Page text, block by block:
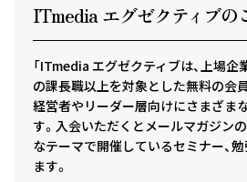
ITmedia エグゼクティ ブの
「ITmedia エグゼクティブは、上場
の課長職以上を対象とした無料の会
経営者やリーダー層向けにさまざま
す。入会いただくとメールマガジン
なテーマで開催しているセミナー、
ます。